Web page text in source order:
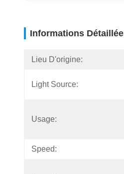
Informations
Lieu D'origine:
Light Source:
Usage:
Speed: